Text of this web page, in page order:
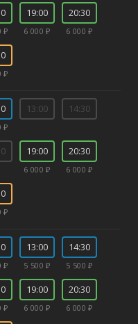
₽
19:00
6 000 ₽
20:30
6 000 ₽
₽
₽
13:00 14:30
19:00
6 000 ₽
20:30
6 000 ₽
₽
₽
13:00
5 500 ₽
14:30
5 500 ₽
₽
19:00
6 000 ₽
20:30
6 000 ₽